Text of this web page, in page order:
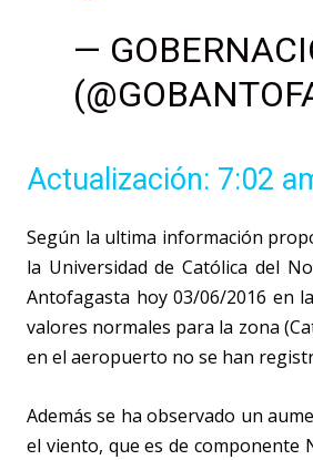
—
Actualización: 7:02
Según la ultima información
la Universidad de Católica del
Antofagasta hoy 03/06/2016 en
valores normales para la zona
en el aeropuerto no se han
Además se ha observado un
el viento, que es de componente